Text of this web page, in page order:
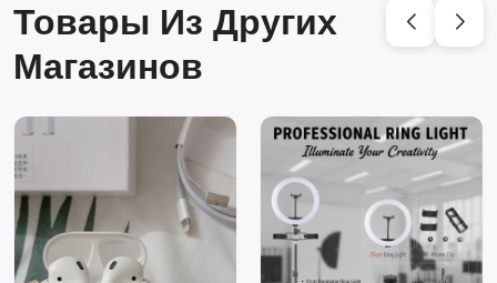
Товары Из Других
Магазинов